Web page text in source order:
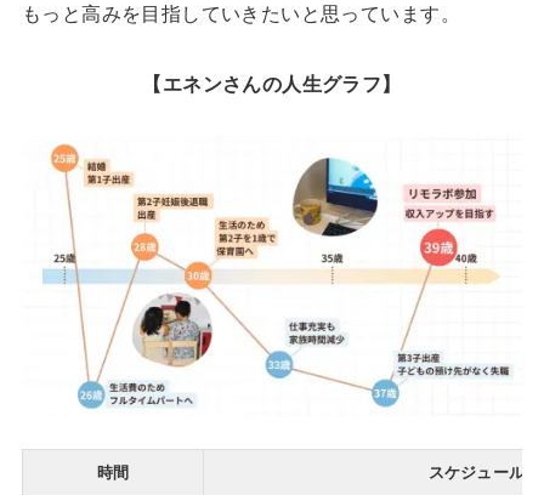
もっと高みを目指していきたいと思っています。
【エネンさんの人生グラフ】
時間 スケジュール